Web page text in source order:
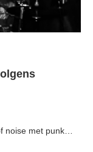
noise met punk…